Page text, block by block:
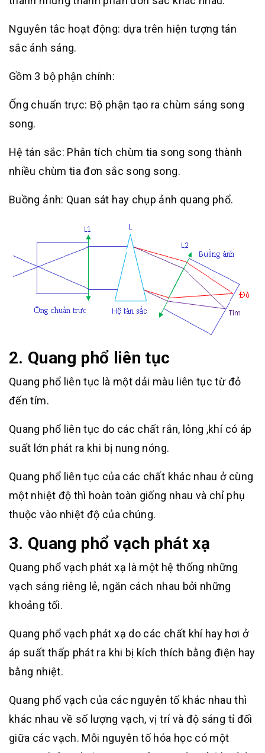
Nguyên tắc hoạt động: dựa trên hiện tượng tán
sắc ánh sáng.
Gồm 3 bộ phận chính:
Ống chuẩn trực: Bộ phận tạo ra chùm sáng song
song.
Hệ tán sắc: Phân tích chùm tia song song thành
nhiều chùm tia đơn sắc song song.
Buồng ảnh: Quan sát hay chụp ảnh quang phổ.
2. Quang phổ liên tục
Quang phổ liên tục là một dải màu liên tục từ đỏ
đến tím.
Quang phổ liên tục do các chất rắn, lỏng ,khí có áp
suất lớn phát ra khi bị nung nóng.
Quang phổ liên tục của các chất khác nhau ở cùng
một nhiệt độ thì hoàn toàn giống nhau và chỉ phụ
thuộc vào nhiệt độ của chúng.
3. Quang phổ vạch phát xạ
Quang phổ vạch phát xạ là một hệ thống những
vạch sáng riêng lẻ, ngăn cách nhau bởi những
khoảng tối.
Quang phổ vạch phát xạ do các chất khí hay hơi ở
áp suất thấp phát ra khi bị kích thích bằng điện hay
bằng nhiệt.
Quang phổ vạch của các nguyên tố khác nhau thì
khác nhau về số lượng vạch, vị trí và độ sáng tỉ đối
giữa các vạch. Mỗi nguyên tố hóa học có một